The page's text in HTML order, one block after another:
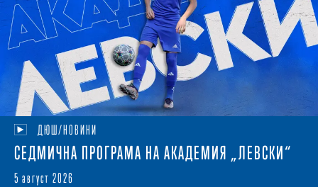
ДЮШ/НОВИНИ
СЕДМИЧНА ПРОГРАМА НА АКАДЕМИЯ „ЛЕВСКИ“
5 август 2026